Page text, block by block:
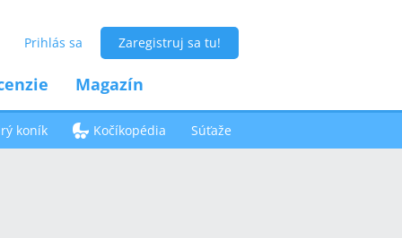
Prihlás sa Zaregistruj sa tu!
Magazín
koník Kočíkopédia Súťaže